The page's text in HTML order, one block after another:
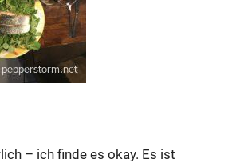
– ich finde es okay. Es ist